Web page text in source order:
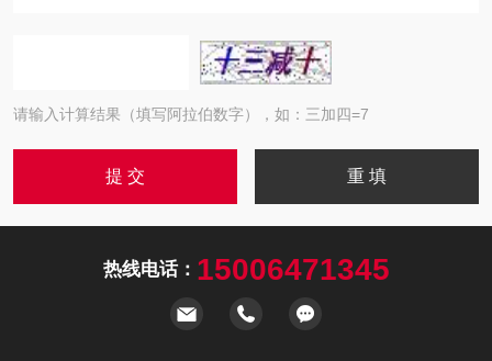
请输入计算结果（填写阿拉伯数字），如：三加四=7
热线电话： 15006471345